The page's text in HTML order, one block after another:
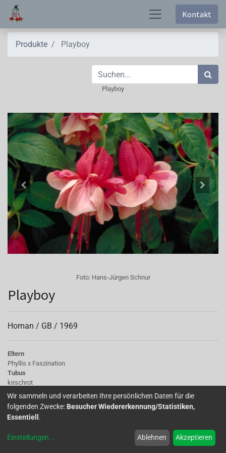
Kontakt
Produkte Playboy
Playboy
Foto: Hans-Jürgen Schnur
Playboy
Homan / GB / 1969
Eltern
Phyllis x Faszination
Tubus
kirschrot
Sepalen
kirschrot
Korolle/Petalen
hellrauchigweiß-rosarot mit kirschroter Äderung
rot
Wir sammeln und verarbeiten Ihre persönlichen Daten für die
folgenden Zwecke: Besucher Wiedererkennung/Statistiken,
Essentiell .
Einstellungen... Ablehnen Akzeptieren